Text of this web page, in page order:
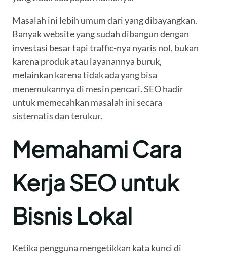
Masalah ini lebih umum dari yang dibayangkan.
Banyak website yang sudah dibangun dengan
investasi besar tapi traffic-nya nyaris nol, bukan
karena produk atau layanannya buruk,
melainkan karena tidak ada yang bisa
menemukannya di mesin pencari. SEO hadir
untuk memecahkan masalah ini secara
sistematis dan terukur.
Memahami Cara
Kerja SEO untuk
Bisnis Lokal
Ketika pengguna mengetikkan kata kunci di